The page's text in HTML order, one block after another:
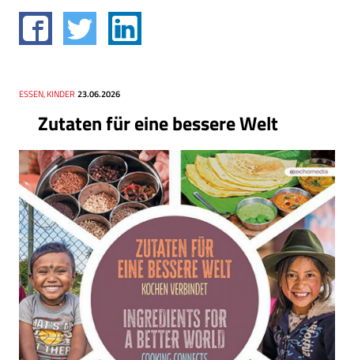
Zutaten für eine bessere Welt
Thema
ESSEN, KINDER
Datum 23.06.2026